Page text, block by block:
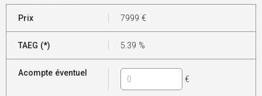
Prix 7999 €
TAEG (*) 5.39 %
Acompte éventuel
€